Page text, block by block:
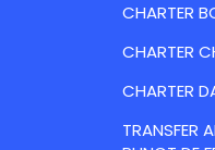
CHARTER
CHARTER
CHARTER
TRANSFER